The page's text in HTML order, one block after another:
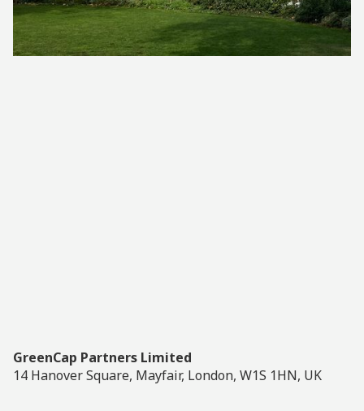
Datenschutzbestimmungen
GreenCap Partners Limited
14 Hanover Square, Mayfair, London, W1S 1HN, UK